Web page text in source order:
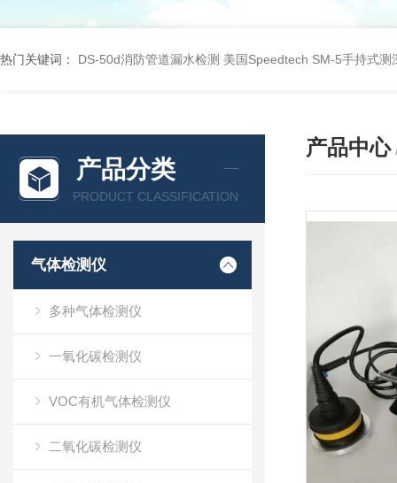
热门关键词： DS-50d消防管道漏水检测 美国Speedtech SM-5手持式测
产品分类
PRODUCT CLASSIFICATION
气体检测仪
多种气体检测仪
一氧化碳检测仪
VOC有机气体检测仪
二氧化碳检测仪
产品中心